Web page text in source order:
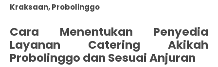
Kraksaan, Probolinggo
Cara Menentukan Penyedia
Layanan Catering Akikah
Probolinggo dan Sesuai Anjuran